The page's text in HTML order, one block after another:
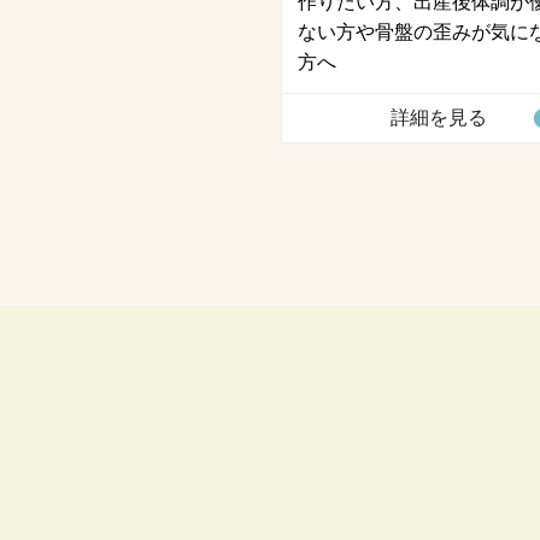
ない方や骨盤の歪みが気に
方へ
詳細を見る